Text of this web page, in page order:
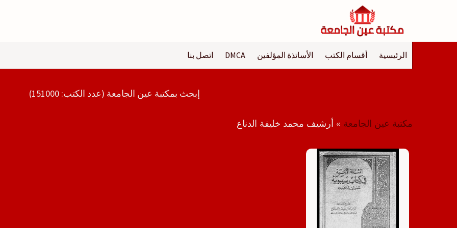
الرئيسية أقسام الكتب الأساتذة المؤلفين DMCA اتصل بنا
إبحث بمكتبة عين الجامعة (عدد الكتب: 151000)
مكتبة عين الجامعة » أرشيف محمد خليفة الدناع